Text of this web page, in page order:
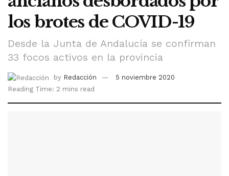
los brotes de COVID-19
Desde la Junta de Andalucía se confirman
33 focos activos en la provincia
by Redacción
5 noviembre 2020
Reading Time: 2 mins read